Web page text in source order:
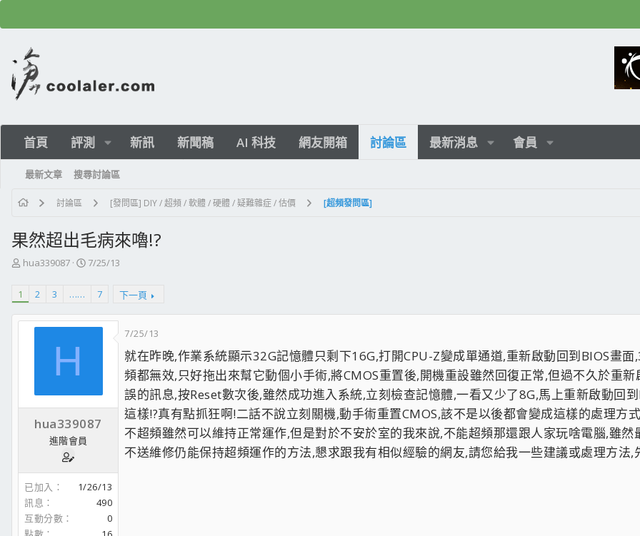
首頁 評測 新訊 新聞稿 AI 科技 網友開箱 討論區 最新消息 會員
最新文章 搜尋討論區
討論區 [發問區] DIY / 超頻 / 軟體 / 硬體 / 疑難雜症 / 估價 [超頻發問區]
果然超出毛病來嚕!?
主
起
人
hua339087
開
7/25/13
1 2 3 …… 7 下一頁
H
hua339087
進階會員
已加入
1/26/13
訊息
490
互動分數
0
7/25/13
就在昨晚,作業系統顯示32G記憶體只剩下16G,打開CPU-Z變成單通道,重新啟動回到BIOS畫
頻都無效,只好拖出來幫它動個小手術,將CMOS重置後,開機重設雖然回復正常,但過不久於重
誤的訊息,按Reset數次後,雖然成功進入系統,立刻檢查記憶體,一看又少了8G,馬上重新啟動回
這樣!?真有點抓狂啊!二話不說立刻關機,動手術重置CMOS,該不是以後都會變成這樣的處理方
不超頻雖然可以維持正常運作,但是對於不安於室的我來說,不能超頻那還跟人家玩啥電腦,雖
不送維修仍能保持超頻運作的方法,懇求跟我有相似經驗的網友,請您給我一些建議或處理方法,